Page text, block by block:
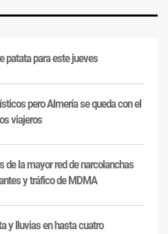
patata para este jueves
pero Almería se queda con el
viajeros
de la mayor red de narcolanchas
y tráfico de MDMA
y lluvias en hasta cuatro